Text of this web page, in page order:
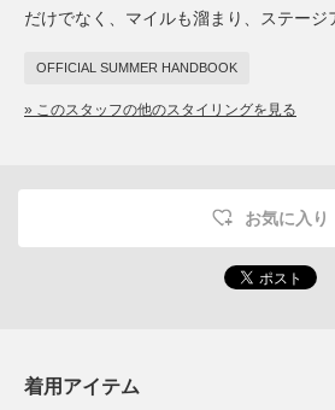
だけでなく、マイルも溜まり、ステージ
OFFICIAL SUMMER HANDBOOK
» このスタッフの他のスタイリングを見る
お気に入り
着用アイテム